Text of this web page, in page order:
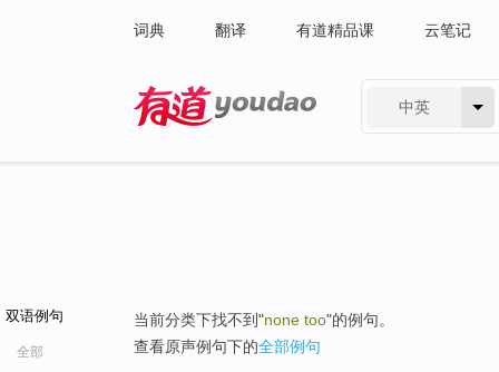
词典 翻译 有道精品课 云笔记
中英
双语例句
全部
当前分类下找不到"none too"的例句。
查看原声例句下的全部例句